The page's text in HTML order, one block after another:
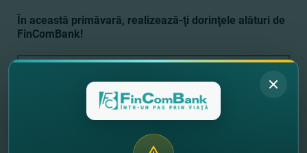
În această primăvară, realizează-ţi dorinţele alături de
FinComBank!
мы Вам перезвоним!